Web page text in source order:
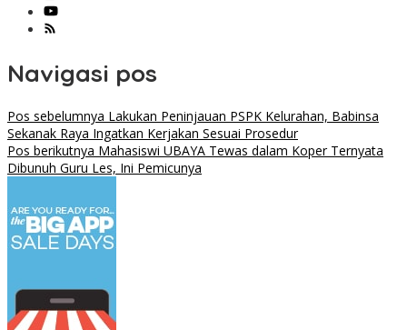
Navigasi pos
Pos sebelumnya Lakukan Peninjauan PSPK Kelurahan, Babinsa
Sekanak Raya Ingatkan Kerjakan Sesuai Prosedur
Pos berikutnya Mahasiswi UBAYA Tewas dalam Koper Ternyata
Dibunuh Guru Les, Ini Pemicunya